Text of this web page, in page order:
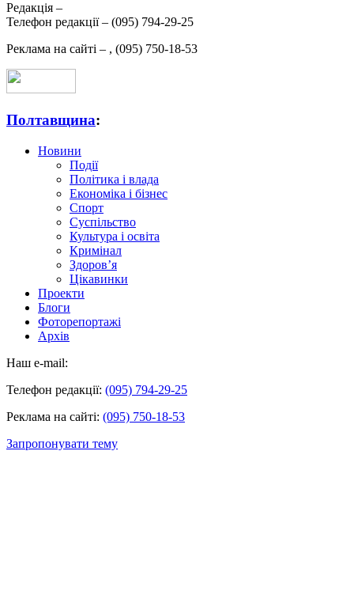
Редакція –
Телефон редакції – (095) 794-29-25
Реклама на сайті – , (095) 750-18-53
Полтавщина:
Новини
Події
Політика і влада
Економіка і бізнес
Спорт
Суспільство
Культура і освіта
Кримінал
Здоров’я
Цікавинки
Проекти
Блоги
Фоторепортажі
Архів
Наш e-mail:
Телефон редакції: (095) 794-29-25
Реклама на сайті: (095) 750-18-53
Запропонувати тему